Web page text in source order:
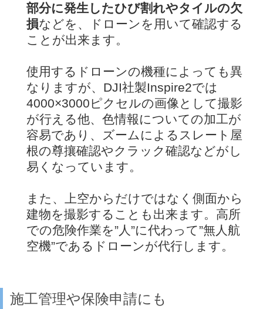
部分に発生したひび割れやタイルの欠
損などを、ドローンを用いて確認する
ことが出来ます。
使用するドローンの機種によっても異
なりますが、DJI社製Inspire2では
4000×3000ピクセルの画像として撮影
が行える他、色情報についての加工が
容易であり、ズームによるスレート屋
根の尊攘確認やクラック確認などがし
易くなっています。
また、上空からだけではなく側面から
建物を撮影することも出来ます。高所
での危険作業を”人”に代わって”無人航
空機”であるドローンが代行します。
施工管理や保険申請にも